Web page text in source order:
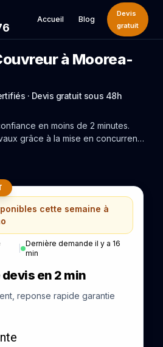
Accueil Blog
Devis
gratuit
à Moorea-
· Devis gratuit sous 48h
en moins de 2 minutes.
grâce à la mise en concurrence
cette semaine à
|
Dernière demande il y a 16
min
en 2 min
reponse rapide garantie